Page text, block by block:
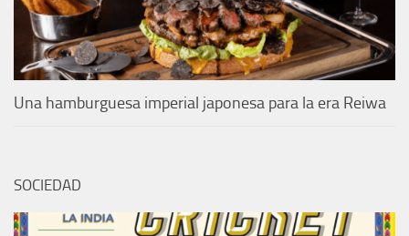
Una hamburguesa imperial japonesa para la era Reiwa
SOCIEDAD